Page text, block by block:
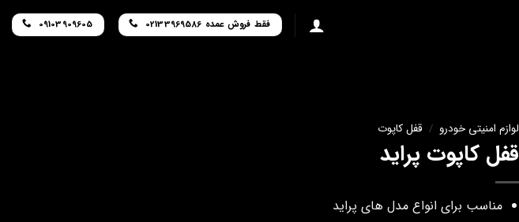
فقط فروش عمده 02133969586 09103909605
لوازم امنیتی خودرو / قفل کاپوت
قفل کاپوت پراید
مناسب برای انواع مدل های پراید